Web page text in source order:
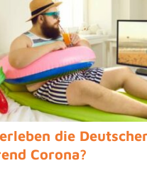
die
Corona?